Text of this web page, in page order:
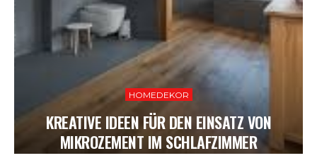
HOMEDEKOR
KREATIVE IDEEN FÜR DEN EINSATZ VON
MIKROZEMENT IM SCHLAFZIMMER